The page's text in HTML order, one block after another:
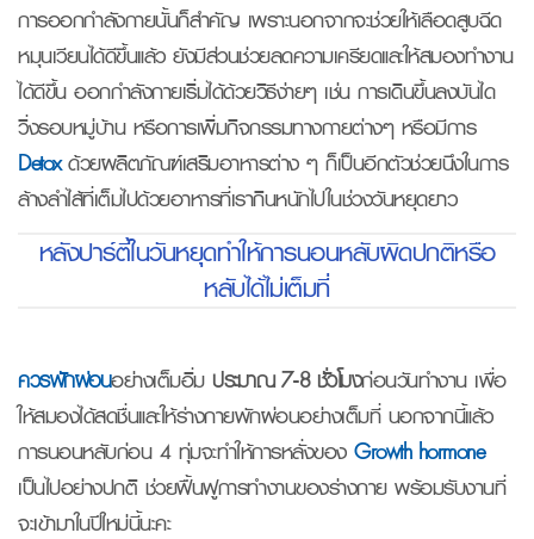
การออกกำลังกายนั้นก็สำคัญ เพราะนอกจากจะช่วยให้เลือดสูบฉีด
หมุนเวียนได้ดีขึ้นแล้ว ยังมีส่วนช่วยลดความเครียดและให้สมองทำงาน
ได้ดีขึ้น ออกกำลังกายเริ่มได้ด้วยวิธีง่ายๆ เช่น การเดินขึ้นลงบันได
วิ่งรอบหมู่บ้าน หรือการเพิ่มกิจกรรมทางกายต่างๆ หรือมีการ
Detoxด้วยผลิตภัณฑ์เสริมอาหารต่าง ๆ ก็เป็นอีกตัวช่วยนึงในการ
ล้างลำไส้ที่เต็มไปด้วยอาหารที่เรากินหนักไปในช่วงวันหยุดยาว
หลังปาร์ตี้ในวันหยุดทำให้การนอนหลับผิดปกติหรือ
หลับได้ไม่เต็มที่
ควรพักผ่อนอย่างเต็มอิ่ม ประมาณ 7-8 ชั่วโมงก่อนวันทำงาน เพื่อ
ให้สมองได้สดชื่นและให้ร่างกายพักผ่อนอย่างเต็มที่ นอกจากนี้แล้ว
การนอนหลับก่อน 4 ทุ่มจะทำให้การหลั่งของGrowth hormone
เป็นไปอย่างปกติ ช่วยฟื้นฟูการทำงานของร่างกาย พร้อมรับงานที่
จะเข้ามาในปีใหม่นี้นะคะ